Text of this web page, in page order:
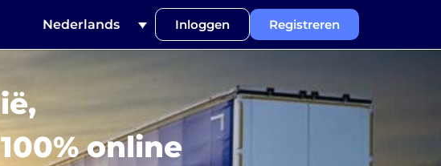
Nederlands Inloggen Registreren
online